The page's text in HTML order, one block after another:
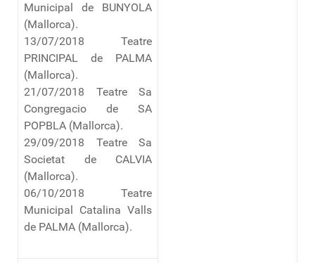
Municipal de BUNYOLA
(Mallorca).
13/07/2018 Teatre
PRINCIPAL de PALMA
(Mallorca).
21/07/2018 Teatre Sa
Congregacio de SA
POPBLA (Mallorca).
29/09/2018 Teatre Sa
Societat de CALVIA
(Mallorca).
06/10/2018 Teatre
Municipal Catalina Valls
de PALMA (Mallorca).